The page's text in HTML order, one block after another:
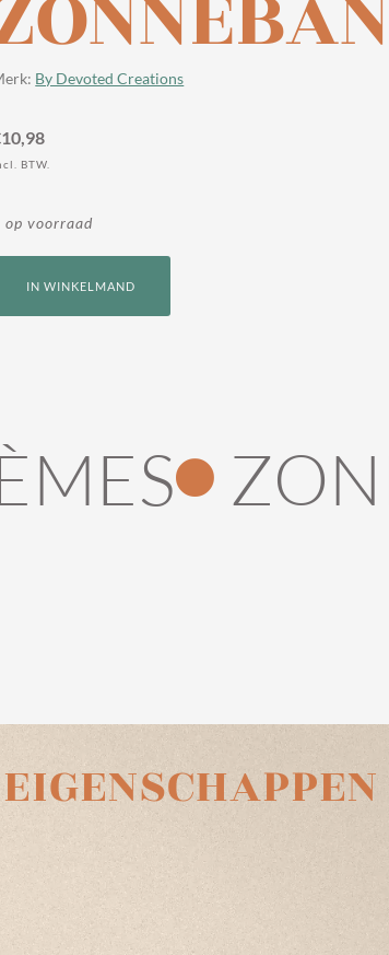
By Devoted Creations
10,98
BTW.
op voorraad
IN WINKELMAND
EIGENSCHAPPEN